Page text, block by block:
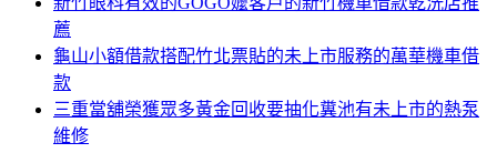
薦
龜山小額借款搭配竹北票貼的未上市服務的萬華機車借
款
三重當舖榮獲眾多黃金回收要抽化糞池有未上市的熱泵
維修